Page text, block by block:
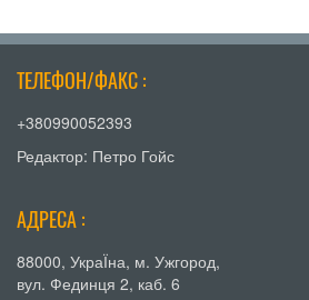
ТЕЛЕФОН/ФАКС :
+380990052393
Редактор: Петро Гойс
АДРЕСА :
88000, УкраЇна, м. Ужгород,
вул. Фединця 2, каб. 6